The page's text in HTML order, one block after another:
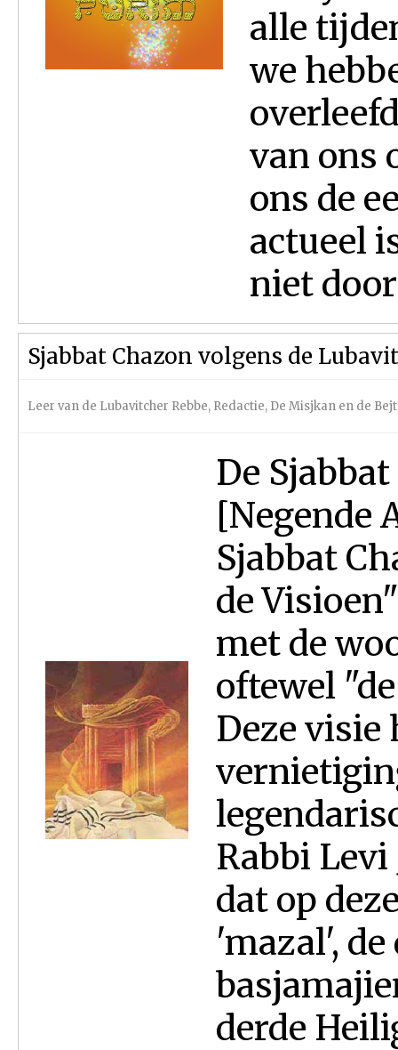
alle
we
van ons
ons de
actueel
niet
Sjabbat Chazon volgens de
Leer van de Lubavitcher Rebbe, Redactie, De Misjkan en de
De
[Negende
Sjabbat
de
met de
oftewel
Deze
Rabbi
dat op
'mazal', de
derde